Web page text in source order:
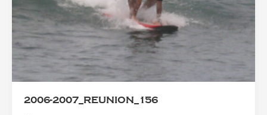
2006-2007_REUNION_156